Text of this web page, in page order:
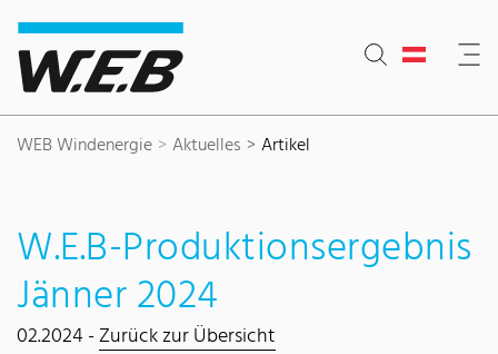
Inhaltsbereich
Suche
Hauptnavigation
Kontakt
Footer
WEB Windenergie Aktuelles Artikel
W.E.B-Produktionsergebnis
Jänner 2024
02.2024 -Zurück zur Übersicht